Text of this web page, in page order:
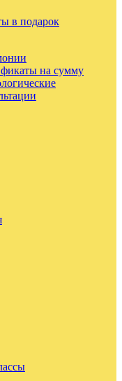
в подарок
на сумму